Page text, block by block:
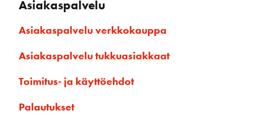
Asiakaspalvelu
Asiakaspalvelu verkkokauppa
Asiakaspalvelu tukkuasiakkaat
Toimitus- ja käyttöehdot
Palautukset